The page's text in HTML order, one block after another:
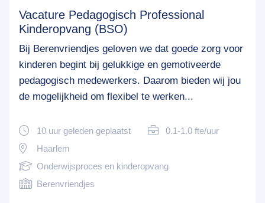
Vacature Pedagogisch Professional
Kinderopvang (BSO)
Bij Berenvriendjes geloven we dat goede zorg voor
kinderen begint bij gelukkige en gemotiveerde
pedagogisch medewerkers. Daarom bieden wij jou
de mogelijkheid om flexibel te werken...
10 uur geleden geplaatst
0.1-1.0 fte/uur
Haarlem
Onderwijsproces en kinderopvang
Berenvriendjes